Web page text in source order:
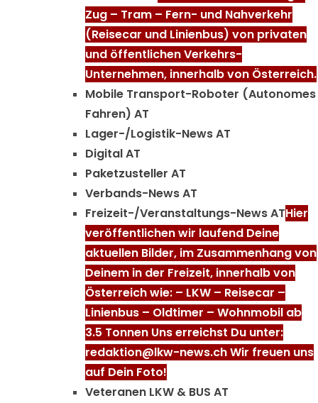
Zug – Tram – Fern- und Nahverkehr
(Reisecar und Linienbus) von privaten
und öffentlichen Verkehrs-
Unternehmen, innerhalb von Österreich.
Mobile Transport-Roboter (Autonomes
Fahren) AT
Lager-/Logistik-News AT
Digital AT
Paketzusteller AT
Verbands-News AT
Freizeit-/Veranstaltungs-News ATHier
veröffentlichen wir laufend Deine
aktuellen Bilder, im Zusammenhang von
Deinem in der Freizeit, innerhalb von
Österreich wie: – LKW – Reisecar –
Linienbus – Oldtimer – Wohnmobil ab
3.5 Tonnen Uns erreichst Du unter:
redaktion@lkw-news.ch Wir freuen uns
auf Dein Foto!
Veteranen LKW & BUS AT